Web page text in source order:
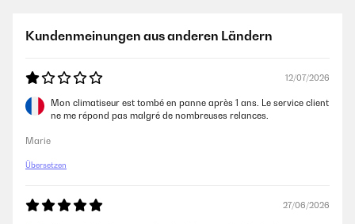
Kundenmeinungen aus anderen Ländern
12/07/2026
Mon climatiseur est tombé en panne après 1 ans. Le service client
ne me répond pas malgré de nombreuses relances.
Marie
Übersetzen
27/06/2026